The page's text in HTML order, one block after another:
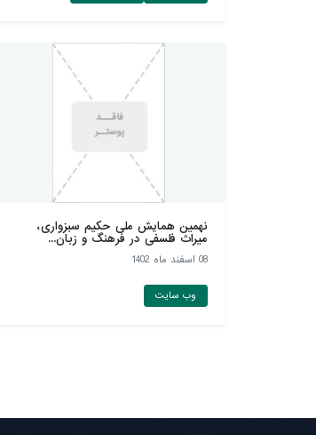
نهمین همایش ملی حکیم سبزواری،
میراث فلسفی در فرهنگ و زبان...
08 اسفند ماه 1402
وب سایت